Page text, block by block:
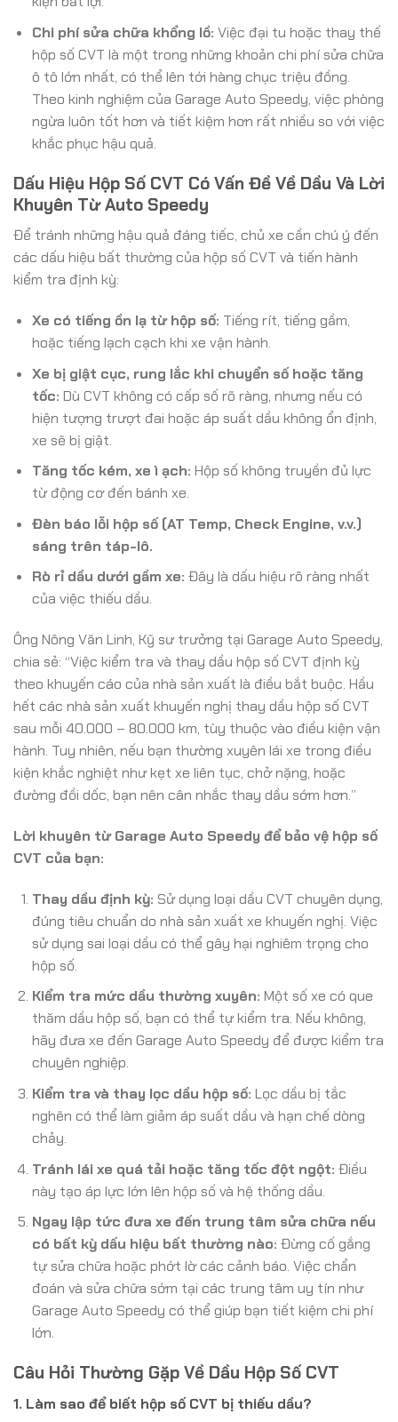
Chi phí sửa chữa khổng lồ: Việc đại tu hoặc thay thế
hộp số CVT là một trong những khoản chi phí sửa chữa
ô tô lớn nhất, có thể lên tới hàng chục triệu đồng.
Theo kinh nghiệm của Garage Auto Speedy, việc phòng
ngừa luôn tốt hơn và tiết kiệm hơn rất nhiều so với việc
khắc phục hậu quả.
Dấu Hiệu Hộp Số CVT Có Vấn Đề Về Dầu Và Lời
Khuyên Từ Auto Speedy
Để tránh những hậu quả đáng tiếc, chủ xe cần chú ý đến
các dấu hiệu bất thường của hộp số CVT và tiến hành
kiểm tra định kỳ:
Xe có tiếng ồn lạ từ hộp số: Tiếng rít, tiếng gầm,
hoặc tiếng lạch cạch khi xe vận hành.
Xe bị giật cục, rung lắc khi chuyển số hoặc tăng
tốc: Dù CVT không có cấp số rõ ràng, nhưng nếu có
hiện tượng trượt đai hoặc áp suất dầu không ổn định,
xe sẽ bị giật.
Tăng tốc kém, xe ì ạch: Hộp số không truyền đủ lực
từ động cơ đến bánh xe.
Đèn báo lỗi hộp số (AT Temp, Check Engine, v.v.)
sáng trên táp-lô.
Rò rỉ dầu dưới gầm xe: Đây là dấu hiệu rõ ràng nhất
của việc thiếu dầu.
Ông Nông Văn Linh, Kỹ sư trưởng tại Garage Auto Speedy,
chia sẻ: “Việc kiểm tra và thay dầu hộp số CVT định kỳ
theo khuyến cáo của nhà sản xuất là điều bắt buộc. Hầu
hết các nhà sản xuất khuyến nghị thay dầu hộp số CVT
sau mỗi 40.000 – 80.000 km, tùy thuộc vào điều kiện vận
hành. Tuy nhiên, nếu bạn thường xuyên lái xe trong điều
kiện khắc nghiệt như kẹt xe liên tục, chở nặng, hoặc
đường đồi dốc, bạn nên cân nhắc thay dầu sớm hơn.”
Lời khuyên từ Garage Auto Speedy để bảo vệ hộp số
CVT của bạn:
Thay dầu định kỳ: Sử dụng loại dầu CVT chuyên dụng,
đúng tiêu chuẩn do nhà sản xuất xe khuyến nghị. Việc
sử dụng sai loại dầu có thể gây hại nghiêm trọng cho
hộp số.
Kiểm tra mức dầu thường xuyên: Một số xe có que
thăm dầu hộp số, bạn có thể tự kiểm tra. Nếu không,
hãy đưa xe đến Garage Auto Speedy để được kiểm tra
chuyên nghiệp.
Kiểm tra và thay lọc dầu hộp số: Lọc dầu bị tắc
nghẽn có thể làm giảm áp suất dầu và hạn chế dòng
chảy.
Tránh lái xe quá tải hoặc tăng tốc đột ngột: Điều
này tạo áp lực lớn lên hộp số và hệ thống dầu.
Ngay lập tức đưa xe đến trung tâm sửa chữa nếu
có bất kỳ dấu hiệu bất thường nào: Đừng cố gắng
tự sửa chữa hoặc phớt lờ các cảnh báo. Việc chẩn
đoán và sửa chữa sớm tại các trung tâm uy tín như
Garage Auto Speedy có thể giúp bạn tiết kiệm chi phí
lớn.
Câu Hỏi Thường Gặp Về Dầu Hộp Số CVT
1. Làm sao để biết hộp số CVT bị thiếu dầu?